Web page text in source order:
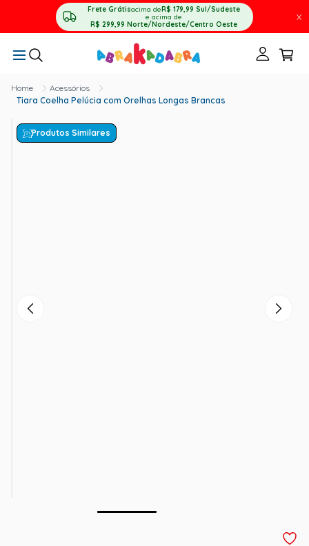
Frete Grátisacima deR$ 179,99 Sul/Sudeste
e acima de
R$ 299,99 Norte/Nordeste/Centro Oeste
X
Acessórios
Tiara Coelha Pelúcia com Orelhas Longas Brancas
Produtos Similares